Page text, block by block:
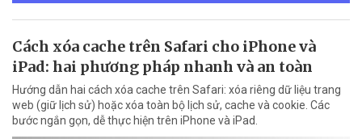
Cách xóa cache trên Safari cho iPhone và
iPad: hai phương pháp nhanh và an toàn
Hướng dẫn hai cách xóa cache trên Safari: xóa riêng dữ liệu trang
web (giữ lịch sử) hoặc xóa toàn bộ lịch sử, cache và cookie. Các
bước ngắn gọn, dễ thực hiện trên iPhone và iPad.